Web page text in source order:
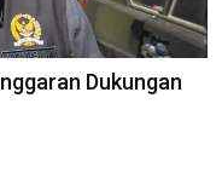
Dukungan